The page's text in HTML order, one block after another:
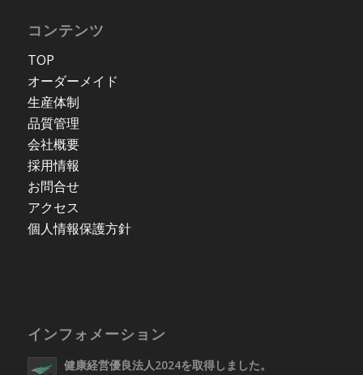
コンテンツ
TOP
オーダーメイド
生産体制
品質管理
会社概要
採用情報
お問合せ
アクセス
個人情報保護方針
インフォメーション
健康経営優良法人2024を取得しました。